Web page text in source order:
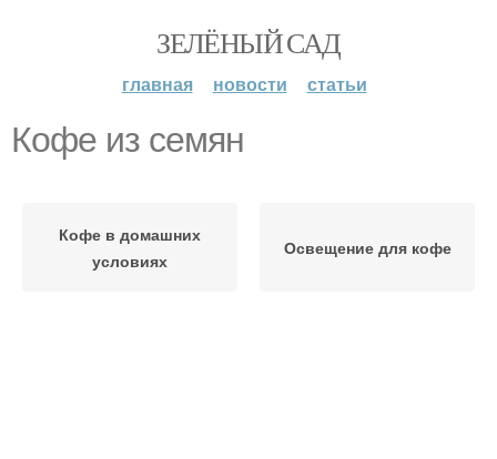
ЗЕЛЁНЫЙ САД
главная новости статьи
Кофе из семян
Кофе в домашних
условиях
Освещение для кофе